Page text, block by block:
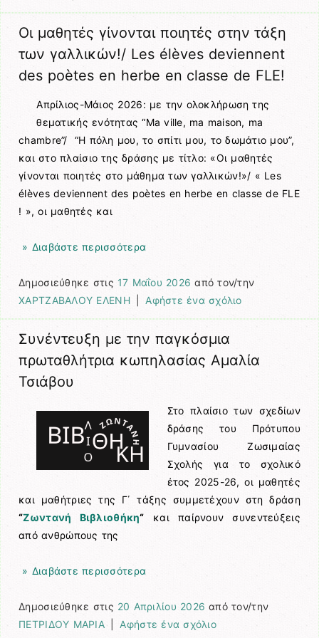
Οι μαθητές γίνονται ποιητές στην τάξη
των γαλλικών!/ Les élèves deviennent
des poètes en herbe en classe de FLE!
Απρίλιος-Μάιος 2026: με την ολοκλήρωση της
θεματικής ενότητας “Ma ville, ma maison, ma
chambre”/ “Η πόλη μου, το σπίτι μου, το δωμάτιο μου”,
και στο πλαίσιο της δράσης με τίτλο: «Οι μαθητές
γίνονται ποιητές στο μάθημα των γαλλικών!»/ « Les
élèves deviennent des poètes en herbe en classe de FLE
! », οι μαθητές και
» Διαβάστε περισσότερα
Δημοσιεύθηκε στις 17 Μαΐου 2026 από τον/την
ΧΑΡΤΖΑΒΑΛΟΥ ΕΛΕΝΗ
Αφήστε ένα σχόλιο
Συνέντευξη με την παγκόσμια
πρωταθλήτρια κωπηλασίας Αμαλία
Τσιάβου
Στο πλαίσιο των σχεδίων
δράσης του Πρότυπου
Γυμνασίου Ζωσιμαίας
Σχολής για το σχολικό
έτος 2025-26, οι μαθητές
και μαθήτριες της Γ΄ τάξης συμμετέχουν στη δράση
“Ζωντανή Βιβλιοθήκη“ και παίρνουν συνεντεύξεις
από ανθρώπους της
» Διαβάστε περισσότερα
Δημοσιεύθηκε στις 20 Απριλίου 2026 από τον/την
ΠΕΤΡΙΔΟΥ ΜΑΡΙΑ
Αφήστε ένα σχόλιο